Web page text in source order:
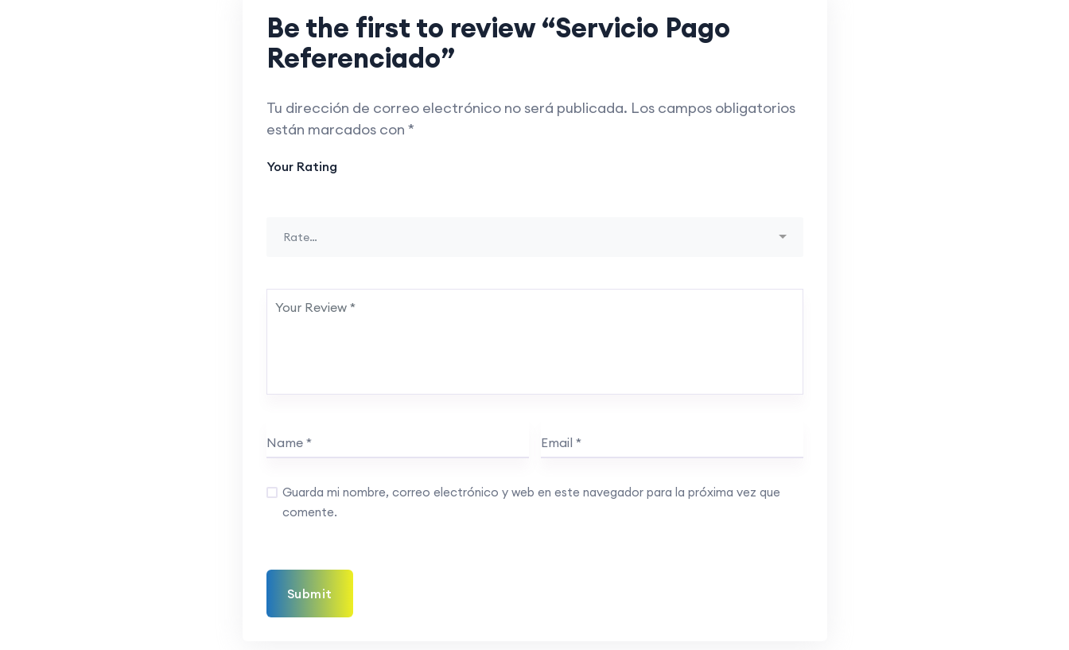
Be the first to review “Servicio Pago
Referenciado”
Tu dirección de correo electrónico no será publicada. Los campos obligatorios
están marcados con *
Your Rating
Rate…
Guarda mi nombre, correo electrónico y web en este navegador para la próxima vez que
comente.